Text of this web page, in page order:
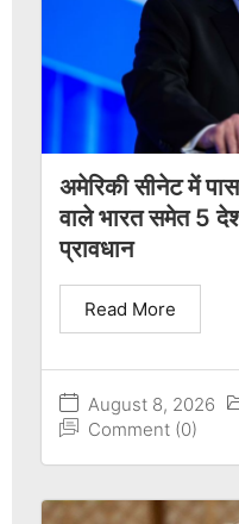
अमेरिकी सीनेट में
वाले भारत समेत 5
प्रावधान
August 8, 2026
Comment (0)
Read More